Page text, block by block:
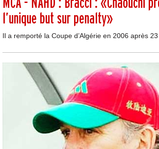
l’unique but sur penalty»
Il a remporté la Coupe d’Algérie en 2006 après